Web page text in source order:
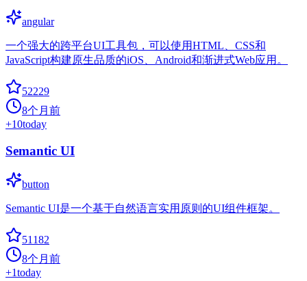
angular
一个强大的跨平台UI工具包，可以使用HTML、CSS和
JavaScript构建原生品质的iOS、Android和渐进式Web应用。
52229
8个月前
+10today
Semantic UI
button
Semantic UI是一个基于自然语言实用原则的UI组件框架。
51182
8个月前
+1today